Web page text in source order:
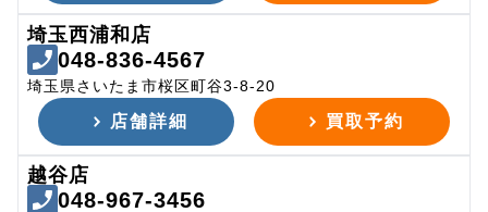
埼玉西浦和店
048-836-4567
埼玉県さいたま市桜区町谷3-8-20
店舗詳細 買取予約
越谷店
048-967-3456